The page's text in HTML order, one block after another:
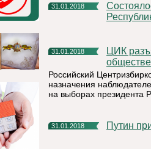
31.01.2018
Состоялось очередное заседание Избирательной комиссии
31.01.2018
ЦИК разъяснил порядок назначения наблюдателей от
Российский
назначения
на выборах президента
31.01.2018 Путин